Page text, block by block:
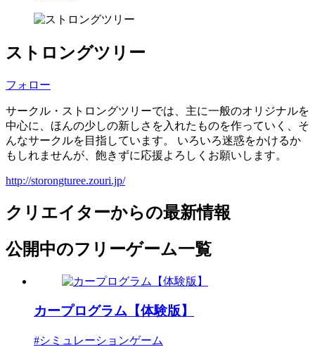
ストロングツリー
フォロー
サークル・ストロングツリーでは、主に一般のオリジナルを
中心に、ほんの少しの新しさを入れたものを作っていく、そ
んなサークルを目指しています。 いろいろ迷惑をかけるか
もしれませんが、飽きずに応援よろしくお願いします。
http://storongturee.zouri.jp/
クリエイターからの最新情報
公開中のフリーゲーム一覧
カープログラム【体験版】
#シミュレーションゲーム